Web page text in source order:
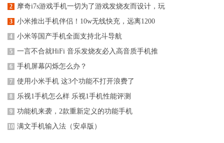
2 摩奇i7s游戏手机一切为了游戏发烧友而设计，玩
3 小米推出手机伴侣！10w无线快充，远离1200
4 小米等国产手机全面支持北斗导航
5 一言不合就HiFi 音乐发烧友必入高音质手机推
6 手机屏幕闪烁怎么办？
7 使用小米手机 这3个功能不打开浪费了
8 乐视1手机怎么样 乐视1手机性能评测
9 功能机来袭，2款重新定义的功能手机
10 满文手机输入法（安卓版）